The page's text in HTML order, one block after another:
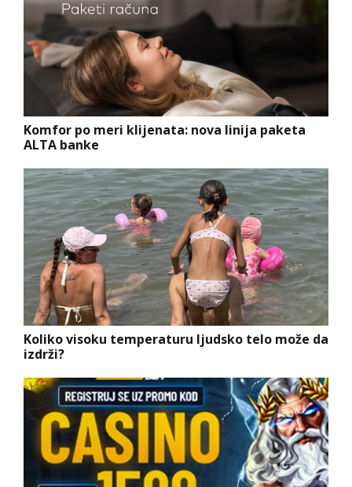
Komfor po meri klijenata: nova linija paketa
ALTA banke
Koliko visoku temperaturu ljudsko telo može da
izdrži?